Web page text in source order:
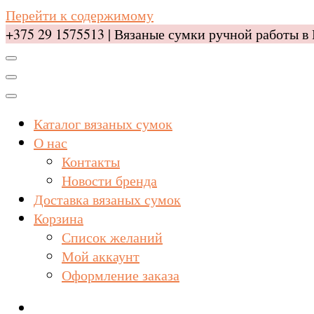
Перейти к содержимому
+375 29 1575513 | Вязаные сумки ручной работы
Каталог вязаных сумок
О нас
Контакты
Новости бренда
Доставка вязаных сумок
Корзина
Список желаний
Мой аккаунт
Оформление заказа